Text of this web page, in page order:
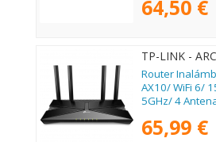
64,50 €
TP-LINK -
Router
AX10/ WiFi 6/
5GHz/ 4
65,99 €